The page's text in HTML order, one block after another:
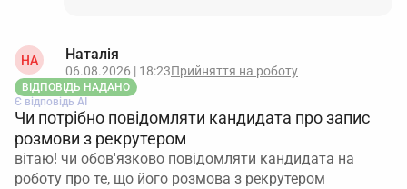
НА Наталія
06.08.2026 | 18:23Прийняття на роботу
ВІДПОВІДЬ НАДАНО
Є відповідь АІ
Чи потрібно повідомляти кандидата про запис
розмови з рекрутером
вітаю! чи обов'язково повідомляти кандидата на
роботу про те, що його розмова з рекрутером